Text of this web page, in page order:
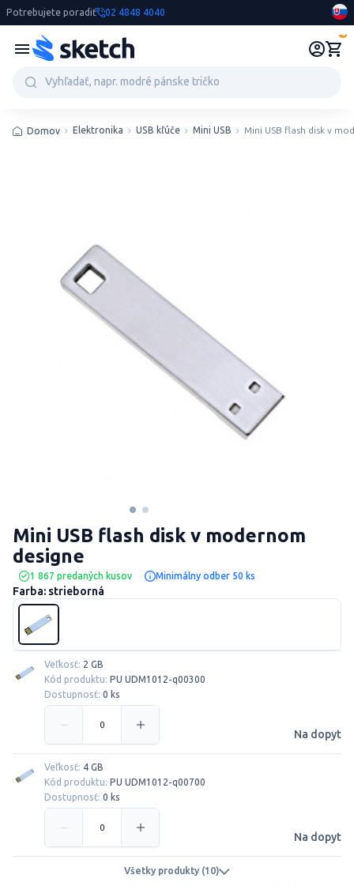
Potrebujete poradiť 02 4848 4040
Domov Elektronika USB kľúče Mini USB Mini USB flash disk v
1 867 predaných kusov Minimálny odber 50 ks
Mini USB flash disk v modernom
designe
Farba: strieborná
Veľkosť: 2 GB
Kód produktu: PU UDM1012-q00300
Dostupnosť: 0 ks
Na dopyt
Veľkosť: 4 GB
Kód produktu: PU UDM1012-q00700
Dostupnosť: 0 ks
Na dopyt
Všetky produkty (10)